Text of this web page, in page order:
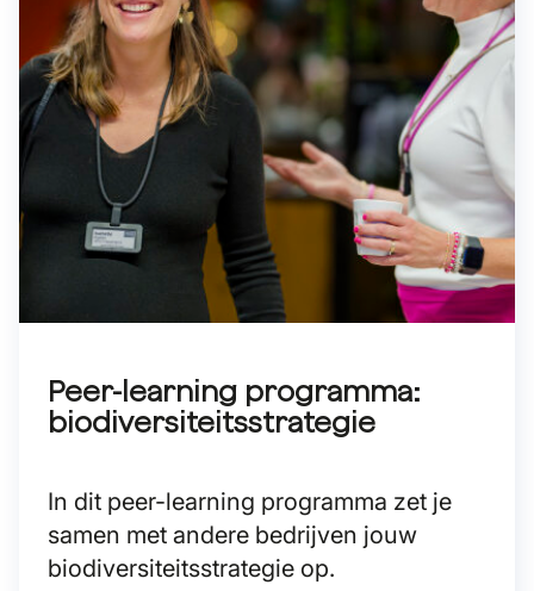
Peer-learning programma:
biodiversiteitsstrategie
In dit peer-learning programma zet je
samen met andere bedrijven jouw
biodiversiteitsstrategie op.